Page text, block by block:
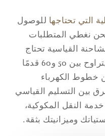
تحتاجهاللوصول
المتطلبات
القياسية تحتاج
إلى نصف قطر دوران خارجي يتراوح بين 50 و60 قدمًا
من خطوط الكهرباء
التسليم القياسي
المكوكية،
وميزانيتك بثقة.